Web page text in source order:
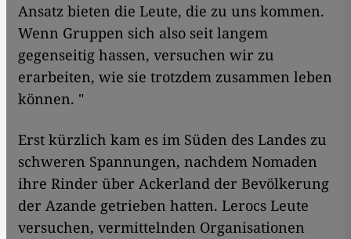
Ansatz bieten die Leute, die zu uns kommen.
Wenn Gruppen sich also seit langem
gegenseitig hassen, versuchen wir zu
erarbeiten, wie sie trotzdem zusammen leben
können. "
Erst kürzlich kam es im Süden des Landes zu
schweren Spannungen, nachdem Nomaden
ihre Rinder über Ackerland der Bevölkerung
der Azande getrieben hatten. Lerocs Leute
versuchen, vermittelnden Organisationen